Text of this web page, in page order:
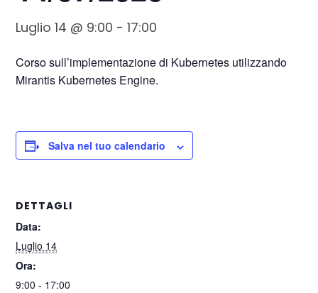
Luglio 14 @ 9:00 -17:00
Corso sull’implementazione di Kubernetes utilizzando
Mirantis Kubernetes Engine.
Salva nel tuo calendario
DETTAGLI
Data:
Luglio 14
Ora:
9:00 - 17:00